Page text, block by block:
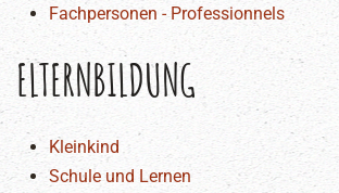
Fachpersonen - Professionnels
ELTERNBILDUNG
Kleinkind
Schule und Lernen